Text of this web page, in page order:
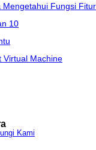
Fungsi
10
Virtual Machine
Kami